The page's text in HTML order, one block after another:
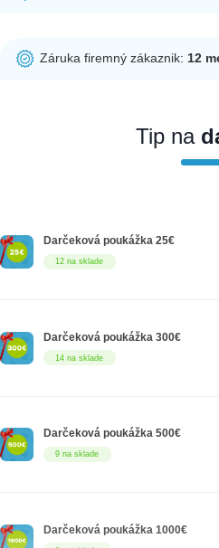
potrebná registrácia
Záruka firemný zákaznik:12
nakupovať ako firemný zákazník,
registrovať. Registrácia podlieha
Tip na
12 na sklade
Darčeková poukážka 25€
14 na sklade
Darčeková poukážka 300€
9 na sklade
Darčeková poukážka 500€
Darčeková poukážka 1000€